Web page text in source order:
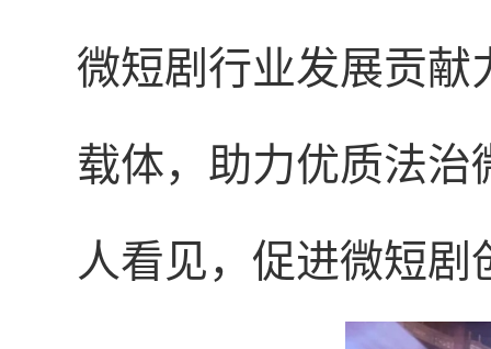
微短剧行业发展贡献
载体，助力优质法
人看见，促进微短